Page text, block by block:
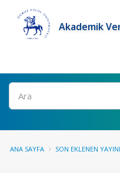
Akademik
Ara
ANA SAYFA SON EKLENEN